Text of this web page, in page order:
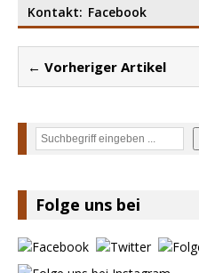
Kontakt: Facebook
← Vorheriger Artikel
Suchen
Folge uns bei